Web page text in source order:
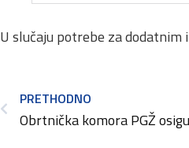
U slučaju potrebe za
PRETHODNO